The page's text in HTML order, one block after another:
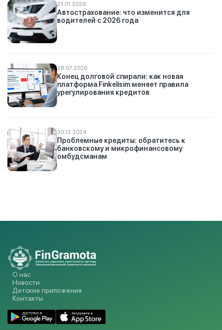
21.01.2026
Автострахование: что изменится для
водителей с 2026 года
26.07.2026
Конец долговой спирали: как новая
платформа Finkelisim меняет правила
урегулирования кредитов
30.12.2024
Проблемные кредиты: обратитесь к
банковскому и микрофинансовому
омбудсманам
О нас
Новости
Детские приложения
Контакты